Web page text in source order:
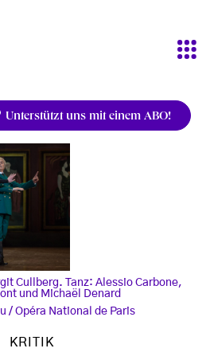
Unterstützt uns mit einem ABO!
Cullberg. Tanz: Alessio Carbone,
und Michaël Denard
/ Opéra National de Paris
KRITIK